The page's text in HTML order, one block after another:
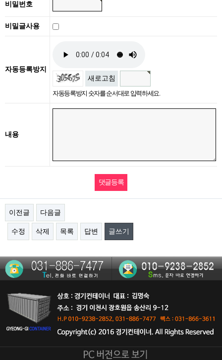
비밀번호
비밀글사용
자동등록방지
새로고침
자동등록방지 숫자를 순서대로 입력하세요.
내용
이전글 다음글
수정 삭제 목록 답변 글쓰기